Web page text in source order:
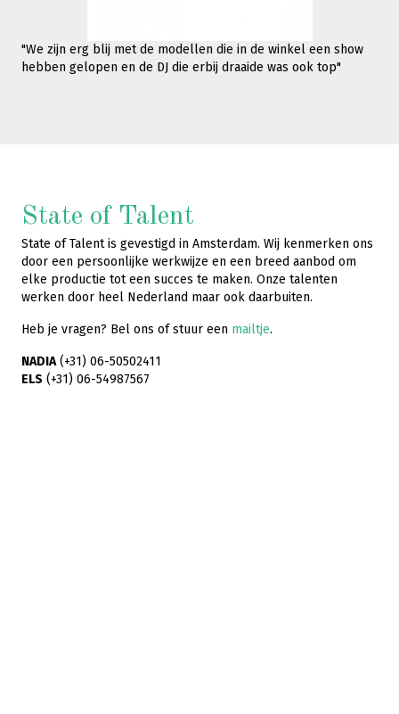
"We zijn erg blij met de modellen die in de winkel een show
hebben gelopen en de DJ die erbij draaide was ook top"
State of Talent
State of Talent is gevestigd in Amsterdam. Wij kenmerken ons
door een persoonlijke werkwijze en een breed aanbod om
elke productie tot een succes te maken. Onze talenten
werken door heel Nederland maar ook daarbuiten.
Heb je vragen? Bel ons of stuur een mailtje.
NADIA(+31) 06-50502411
ELS (+31) 06-54987567